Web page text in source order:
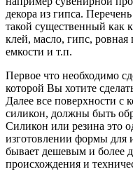
декора из гипса.
такой существенный как
клей, масло, гипс,
емкости и т.п.
Первое что необходимо
которой Вы хотите
Далее все поверхности с
силикон, должны быть
Силикон или резина это
изготовлении формы для
бывает дешевым и более
происхождения и